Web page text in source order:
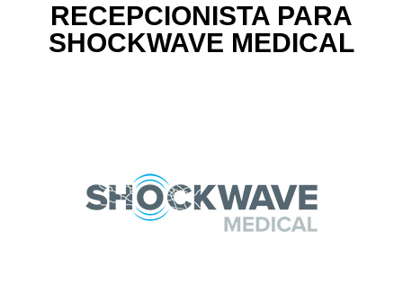
RECEPCIONISTA PARA
SHOCKWAVE MEDICAL